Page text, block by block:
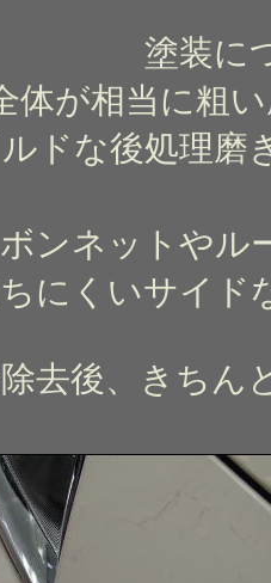
塗装に
体が相当に粗
ドな後処理磨
ボンネットやル
ちにくいサイド
去後、きちん